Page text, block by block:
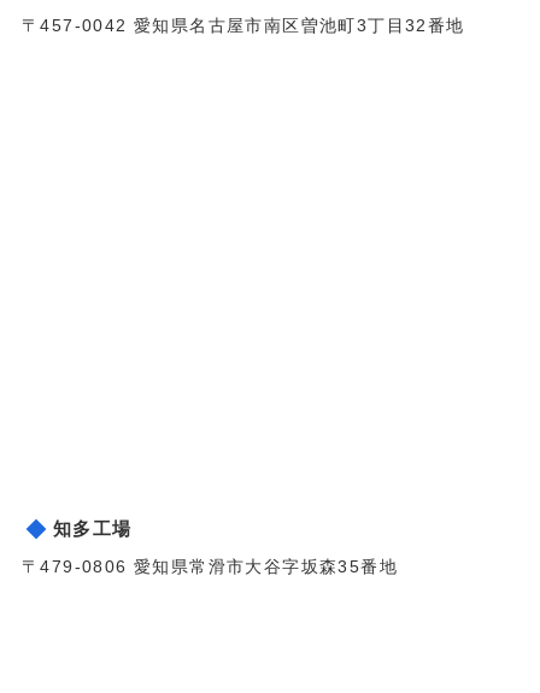
〒457-0042 愛知県名古屋市南区曽池町3丁目32番地
知多工場
〒479-0806 愛知県常滑市大谷字坂森35番地